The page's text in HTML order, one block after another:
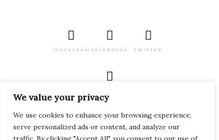
We value your privacy
We use cookies to enhance your browsing experience,
serve personalized ads or content, and analyze our
INSTAGRAM FACEBOOOK TWITTER